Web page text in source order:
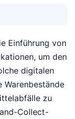
Einführung von
um den
digitalen
Warenbestände
zu
Collect-